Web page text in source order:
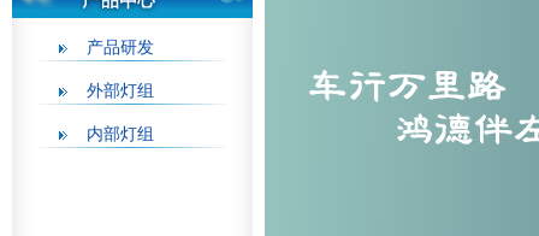
产品研发
外部灯组
内部灯组